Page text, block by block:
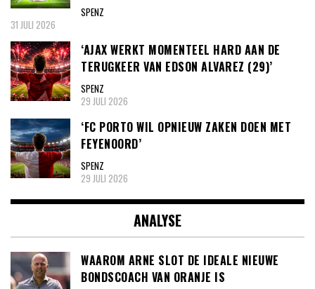
SPENZ
31 JULI 2026
‘AJAX WERKT MOMENTEEL HARD AAN DE
TERUGKEER VAN EDSON ALVAREZ (29)’
SPENZ
29 JULI 2026
‘FC PORTO WIL OPNIEUW ZAKEN DOEN MET
FEYENOORD’
SPENZ
29 JULI 2026
ANALYSE
WAAROM ARNE SLOT DE IDEALE NIEUWE
BONDSCOACH VAN ORANJE IS